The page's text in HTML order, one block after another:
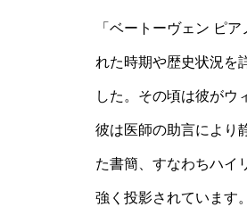
「ベートーヴェン ピ
れた時期や歴史状況を
した。その頃は彼がウ
彼は医師の助言により
た書簡、すなわちハイ
強く投影されています。